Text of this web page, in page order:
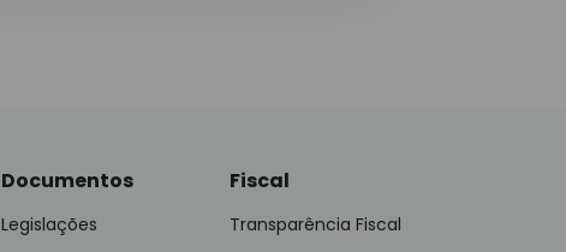
Documentos
Legislações
Fiscal
Transparência Fiscal